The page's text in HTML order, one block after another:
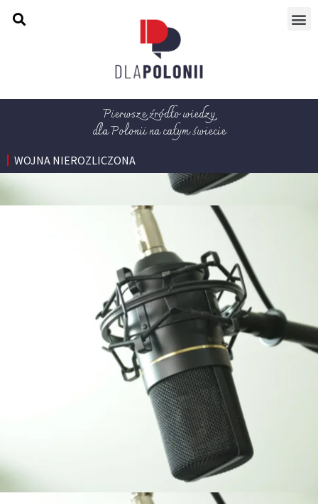
Pierwsze źródło wiedzy
dla Polonii na całym świecie
WOJNA NIEROZLICZONA